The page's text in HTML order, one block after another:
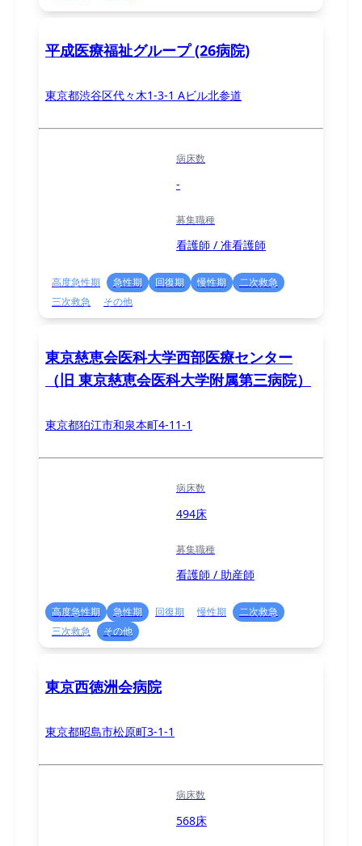
平成医療福祉グループ (26病院)
東京都渋谷区代々木1-3-1 Aビル北参道
病床数
-
募集職種
看護師 / 准看護師
高度急性期 急性期 回復期 慢性期
二次救急
三次救急
その他
東京慈恵会医科大学西部医療センター
（旧 東京慈恵会医科大学附属第三病院）
東京都狛江市和泉本町4-11-1
病床数
494床
募集職種
看護師 / 助産師
高度急性期 急性期 回復期 慢性期
二次救急
三次救急
その他
東京西徳洲会病院
東京都昭島市松原町3-1-1
病床数
568床